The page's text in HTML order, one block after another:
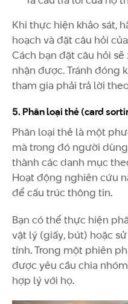
Khi thực hiện khảo sát,
hoạch và đặt câu hỏi
Cách bạn đặt câu hỏi
nhận được. Tránh đóng
tham gia phải trả lời
5. Phân loại thẻ (card
Phân loại thẻ là một
mà trong đó người
thành các danh mục
Hoạt động nghiên cứu
để cấu trúc thông tin.
Bạn có thể thực hiện
vật lý (giấy, bút) hoặc
tính. Trong một phiên
được yêu cầu chia
hợp lý với họ.